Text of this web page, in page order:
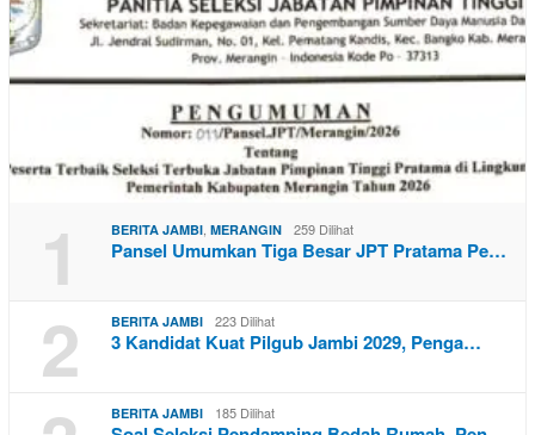
1 BERITA JAMBI, MERANGIN 259 Dilihat
Pansel Umumkan Tiga Besar JPT Pratama Pe…
2 BERITA JAMBI 223 Dilihat
3 Kandidat Kuat Pilgub Jambi 2029, Penga…
BERITA JAMBI 185 Dilihat